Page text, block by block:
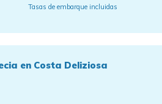
Tasas de embarque incluidas
en Costa Deliziosa